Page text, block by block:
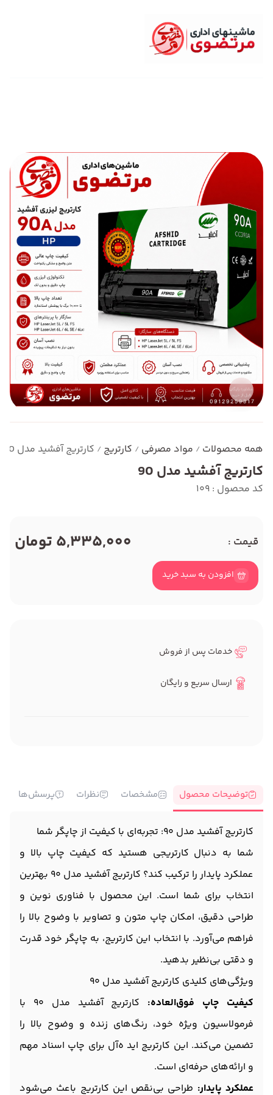
همه محصولات / مواد مصرفی / کارتریج / کارتریج آفشید مدل 90
کارتریج آفشید مدل 90
کد محصول : 109
قیمت : 5,335,000 تومان
افزودن به سبد خرید
خدمات پس از فروش
ارسال سریع و رایگان
توضیحات محصول مشخصات نظرات پرسش‌ها
کارتریج آفشید مدل 90: تجربه‌ای با کیفیت از چاپگر شما
شما به دنبال کارتریجی هستید که کیفیت چاپ بالا و
عملکرد پایدار را ترکیب کند؟ کارتریج آفشید مدل 90 بهترین
انتخاب برای شما است. این محصول با فناوری نوین و
طراحی دقیق، امکان چاپ متون و تصاویر با وضوح بالا را
فراهم می‌آورد. با انتخاب این کارتریج، به چاپگر خود قدرت
و دقتی بی‌نظیر بدهید.
ویژگی‌های کلیدی کارتریج آفشید مدل 90
کیفیت چاپ فوق‌العاده:
کارتریج آفشید مدل 90 با
فرمولاسیون ویژه خود، رنگ‌های زنده و وضوح بالا را
تضمین می‌کند. این کارتریج اید ه‌آل برای چاپ اسناد مهم
و ارائه‌های حرفه‌ای است.
عملکرد پایدار: طراحی بی‌نقص این کارتریج باعث می‌شود